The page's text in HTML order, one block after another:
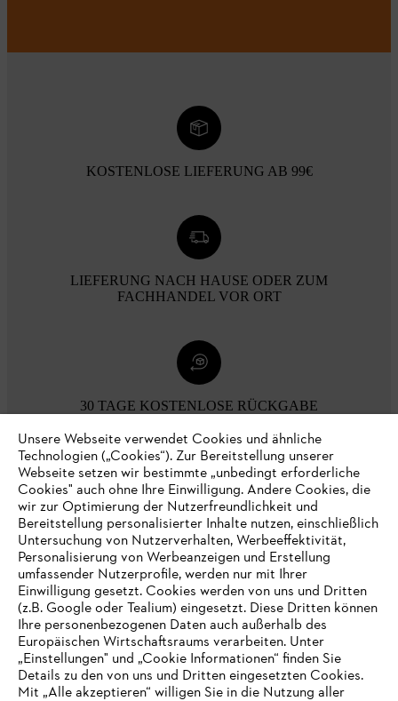
KOSTENLOSE LIEFERUNG AB 99€
LIEFERUNG NACH HAUSE ODER ZUM
FACHHANDEL VOR ORT
30 TAGE KOSTENLOSE RÜCKGABE
Zahlungsmöglichkeiten
Unternehmen
Unsere Webseite verwendet Cookies und ähnliche
Technologien („Cookies“). Zur Bereitstellung unserer
Webseite setzen wir bestimmte „unbedingt erforderliche
Cookies" auch ohne Ihre Einwilligung. Andere Cookies, die
wir zur Optimierung der Nutzerfreundlichkeit und
Bereitstellung personalisierter Inhalte nutzen, einschließlich
Untersuchung von Nutzerverhalten, Werbeeffektivität,
Personalisierung von Werbeanzeigen und Erstellung
umfassender Nutzerprofile, werden nur mit Ihrer
Einwilligung gesetzt. Cookies werden von uns und Dritten
(z.B. Google oder Tealium) eingesetzt. Diese Dritten können
Ihre personenbezogenen Daten auch außerhalb des
Europäischen Wirtschaftsraums verarbeiten. Unter
„Einstellungen" und „Cookie Informationen“ finden Sie
Details zu den von uns und Dritten eingesetzten Cookies.
Mit „Alle akzeptieren“ willigen Sie in die Nutzung aller